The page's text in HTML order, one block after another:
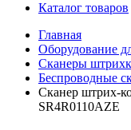
Каталог товаров
Главная
Оборудование
Сканеры
Беспроводные
Сканер штрих-
SR4R0110AZE